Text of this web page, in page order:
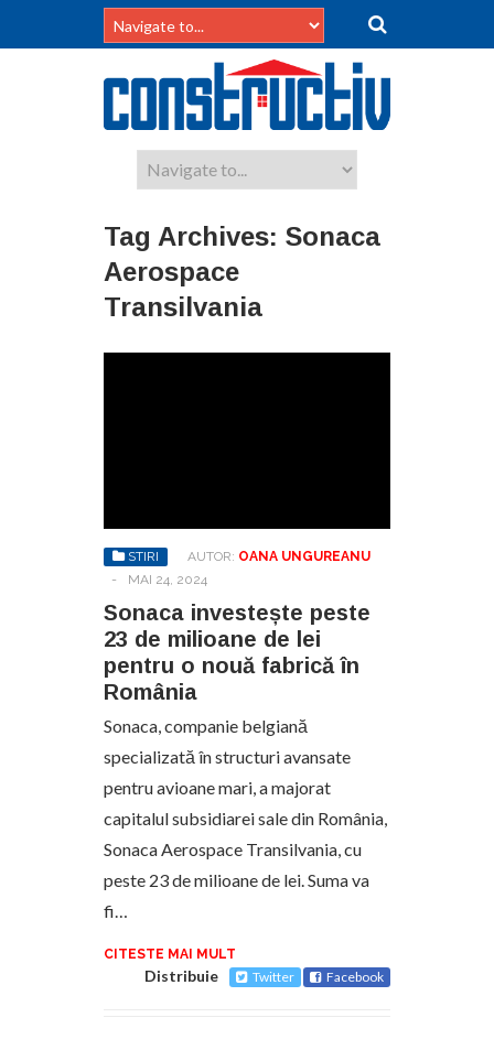
Tag Archives: Sonaca
Aerospace
Transilvania
STIRI AUTOR: OANA UNGUREANU
-
MAI 24, 2024
Sonaca investește peste
23 de milioane de lei
pentru o nouă fabrică în
România
Sonaca, companie belgiană
specializată în structuri avansate
pentru avioane mari, a majorat
capitalul subsidiarei sale din România,
Sonaca Aerospace Transilvania, cu
peste 23 de milioane de lei. Suma va
fi…
CITESTE MAI MULT
Distribuie Twitter Facebook